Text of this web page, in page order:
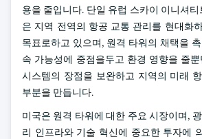
용을 줄입니다. 단일 유럽 스카이 이니셔
은 지역 전역의 항공 교통 관리를 현대화
목표로하고 있으며, 원격 타워의 채택을
속 가능성에 중점을두고 환경 영향을 줄
시스템의 장점을 보완하고 지역의 미래
부분을 만듭니다.
미국은 원격 타워에 대한 주요 시장이며,
리 인프라와 기술 혁신에 중요한 투자에